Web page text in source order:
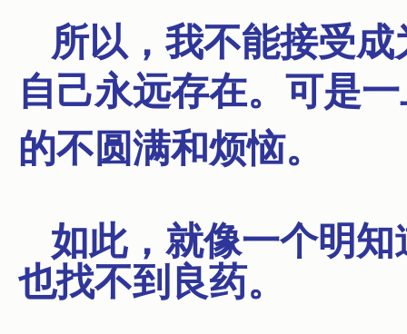
所以，我不能接受
自己永远存在。可是
的不圆满和烦恼。
如此，就像一个明
也找不到良药。